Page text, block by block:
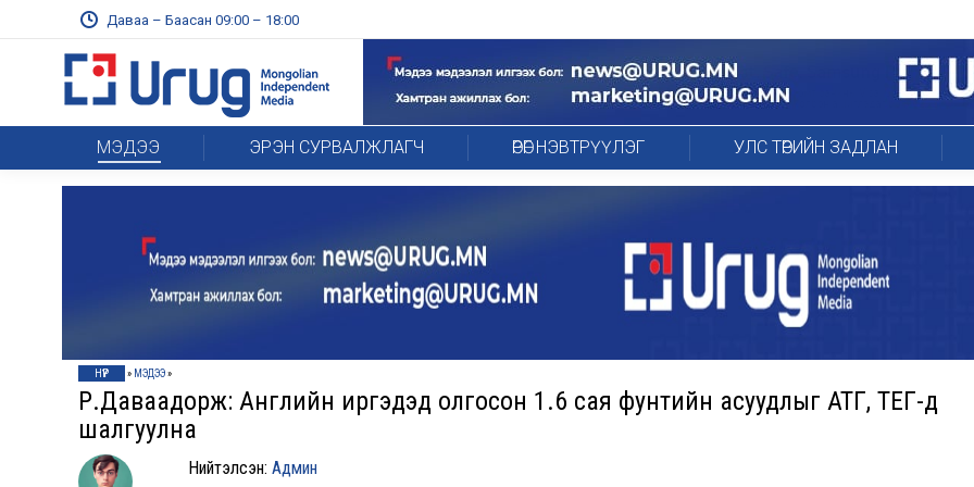
Даваа – Баасан 09:00 – 18:00
МЭДЭЭ ЭРЭН СУРВАЛЖЛАГЧ ӨРӨГ НЭВТРҮҮЛЭГ УЛС ТӨРИЙН ЗАДЛАН
НҮҮР » МЭДЭЭ»
Р.Даваадорж: Английн иргэдэд олгосон 1.6 сая фунтийн асуудлыг АТГ, ТЕГ-д
шалгуулна
Нийтэлсэн:Админ